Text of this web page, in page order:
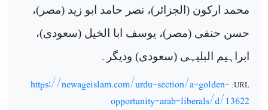
محمد ارکون (الجزائر)، نصر حامد ابو زید (مصر)،
حسن حنفی (مصر)، یوسف ابا الخیل (سعودی)،
ابراہیم البلیہی (سعودی) ودیگر۔
URL
:
https://newageislam.com/urdu-section/a-golden-
opportunity-arab-liberals/d/13622